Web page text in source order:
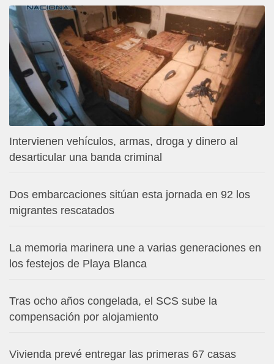
Intervienen vehículos, armas, droga y dinero al
desarticular una banda criminal
Dos embarcaciones sitúan esta jornada en 92 los
migrantes rescatados
La memoria marinera une a varias generaciones en
los festejos de Playa Blanca
Tras ocho años congelada, el SCS sube la
compensación por alojamiento
Vivienda prevé entregar las primeras 67 casas